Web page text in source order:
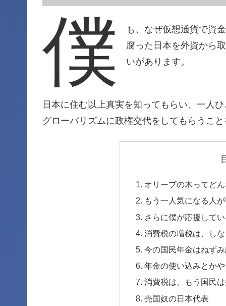
僕
も、なぜ仮想通貨で資
腐った日本を外資から
いがあります。
日本に住む以上真実を知ってもらい、一人
グローバリズムに政権交代をしてもらうこ
オリーブの木ってど
もう一人気になる人
さらに僕が応援して
消費税の増税は、し
今の国民年金はねず
年金の使い込みとか
消費税は、もう国民
売国奴の日本代表